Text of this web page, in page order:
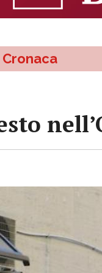
Cronaca